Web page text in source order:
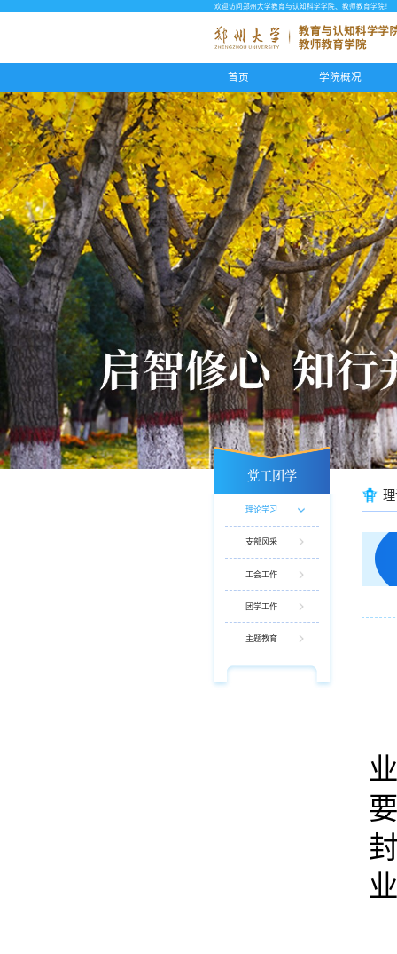
欢迎访问郑州大学教育与认知科学学院、教师教育学院！
首页 学院概况
党工团学
理论学习
支部风采
工会工作
团学工作
主题教育